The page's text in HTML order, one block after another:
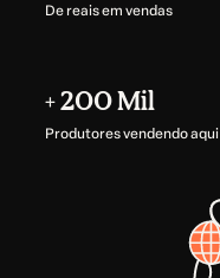
De reais em vendas
+ 200 Mil
Produtores vendendo aqui